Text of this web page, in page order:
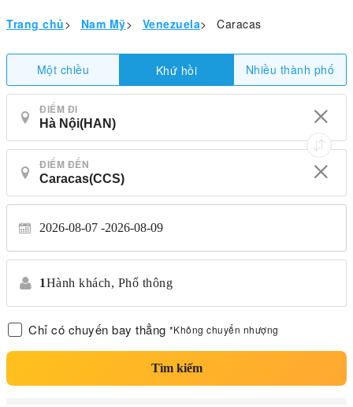
Trang chủ> Nam Mỹ> Venezuela> Caracas
Một chiều Khứ hồi Nhiều thành phố
ĐIỂM ĐI
ĐIỂM ĐẾN
2026-08-07 2026-08-09
1Hành khách, Phổ thông
Chỉ có chuyến bay thẳng *Không chuyển nhượng
Tìm kiếm